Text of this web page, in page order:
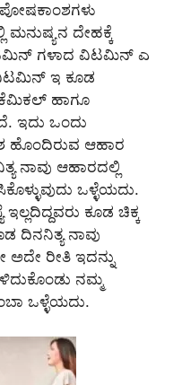
ದೇಹಕ್ಕೆ
ಗಳಾದ ವಿಟಮಿನ್ ಎ
ಇ ಕೂಡ
ಹಾಗೂ
ಇದು ಒಂದು
ಹೊಂದಿರುವ ಆಹಾರ
ನಾವು ಆಹಾರದಲ್ಲಿ
ಒಳ್ಳೆಯದು.
ಕೂಡ ಚಿಕ್ಕ
ದಿನನಿತ್ಯ ನಾವು
ಅದೇ ರೀತಿ ಇದನ್ನು
ನಮ್ಮ
ಒಳ್ಳೆಯದು.